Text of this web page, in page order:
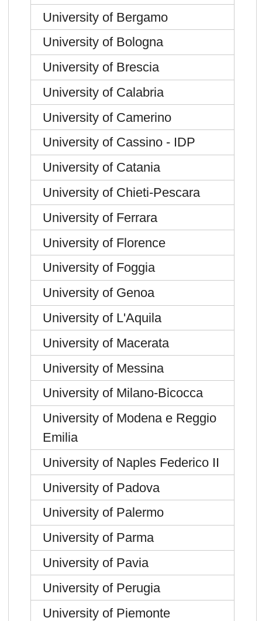
University of Bergamo
University of Bologna
University of Brescia
University of Calabria
University of Camerino
University of Cassino - IDP
University of Catania
University of Chieti-Pescara
University of Ferrara
University of Florence
University of Foggia
University of Genoa
University of L'Aquila
University of Macerata
University of Messina
University of Milano-Bicocca
University of Modena e Reggio
Emilia
University of Naples Federico II
University of Padova
University of Palermo
University of Parma
University of Pavia
University of Perugia
University of Piemonte